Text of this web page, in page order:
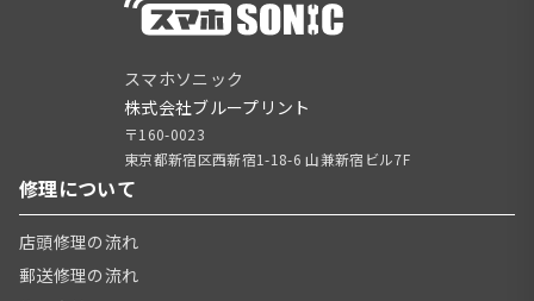
スマホソニック
株式会社ブループリント
〒160-0023
東京都新宿区西新宿1-18-6 山兼新宿ビル7F
修理について
店頭修理の流れ
郵送修理の流れ